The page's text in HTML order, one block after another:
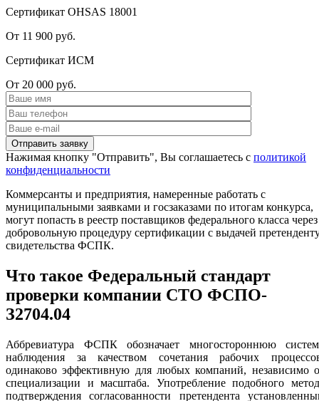
Сертификат OHSAS 18001
От 11 900 руб.
Сертификат ИСМ
От 20 000 руб.
Нажимая кнопку "Отправить", Вы соглашаетесь с политикой
конфиденциальности
Коммерсанты и предприятия, намеренные работать с
муниципальными заявками и госзаказами по итогам конкурса,
могут попасть в реестр поставщиков федерального класса через
добровольную процедуру сертификации с выдачей
свидетельства ФСПК.
Что такое Федеральный стандарт
проверки компании СТО ФСПО-
З2704.04
Аббревиатура ФСПК обозначает многостороннюю
наблюдения за качеством сочетания рабочих
одинаково эффективную для любых компаний, независимо
специализации и масштаба. Употребление подобного
подтверждения согласованности претендента